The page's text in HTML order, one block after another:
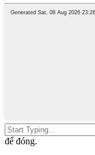
để đóng.